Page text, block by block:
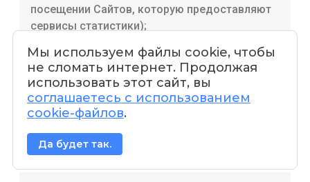
посещении Сайтов, которую предоставляют
сервисы статистики);
Категории субъектов, персональные
данные которых обрабатываются для
указанной цели:
Пользователи
Мы используем файлы cookie, чтобы
не сломать интернет. Продолжая
использовать этот сайт, вы
соглашаетесь с использованием
cookie-файлов.
Да будет так.